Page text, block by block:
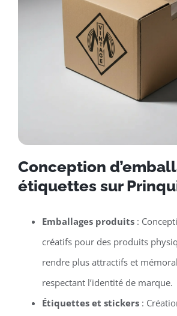
Conception
étiquettes sur
Emballages produits:
créatifs pour des produits
rendre plus attractifs et
respectant l’identité de marque.
Étiquettes et stickers: